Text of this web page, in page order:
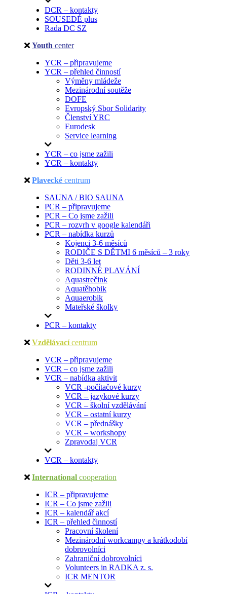
DCR – kontakty
SOUSEDÉ plus
Rada DC SZ
Youth center
YCR – připravujeme
YCR – přehled činností
Výměny mládeže
Mezinárodní soutěže
DOFE
Evropský Sbor Solidarity
Členství YRC
Eurodesk
Service learning
YCR – co jsme zažili
YCR – kontakty
Plavecké centrum
SAUNA / BIO SAUNA
PCR – připravujeme
PCR – Co jsme zažili
PCR – rozvrh v google kalendáři
PCR – nabídka kurzů
Kojenci 3-6 měsíců
RODIČE S DĚTMI 6 měsíců – 3 roky
Děti 3-6 let
RODINNÉ PLAVÁNÍ
Aquastrečink
Aquatěhobik
Aquaerobik
Mateřské školky
PCR – kontakty
Vzdělávací centrum
VCR – připravujeme
VCR – co jsme zažili
VCR – nabídka aktivit
VCR -počítačové kurzy
VCR – jazykové kurzy
VCR – školní vzdělávání
VCR – ostatní kurzy
VCR – přednášky
VCR – workshopy
Zpravodaj VCR
VCR – kontakty
International cooperation
ICR – připravujeme
ICR – Co jsme zažili
ICR – kalendář akcí
ICR – přehled činností
Pracovní školení
Mezinárodní workcampy a krátkodobí
dobrovolníci
Zahraniční dobrovolníci
Volunteers in RADKA z. s.
ICR MENTOR